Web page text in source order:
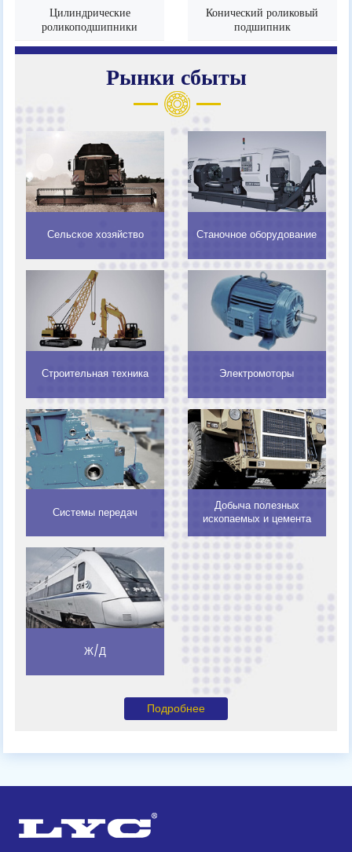
Цилиндрические
роликоподшипники
Конический роликовый
подшипник
Рынки сбыты
Сельское хозяйство Станочное оборудование
Строительная техника Электромоторы
Системы передач
Добыча полезных
ископаемых и цемента
Ж/Д
Подробнее